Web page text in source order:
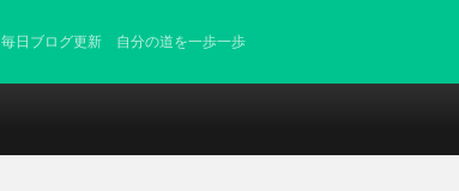
毎日ブログ更新 自分の道を一歩一歩